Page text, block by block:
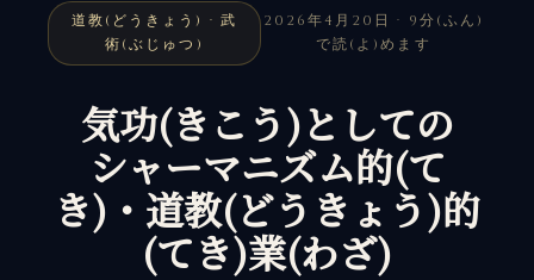
道教(どうきょう) · 武
術(ぶじゅつ)
2026年4月20日 · 9分(ふん)
で読(よ)めます
気功(きこう)としての
シャーマニズム的(て
き)・道教(どうきょう)的
(てき)業(わざ)